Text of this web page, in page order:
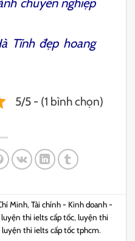
chuyên nghiệp
Tĩnhđẹp hoang
5/5 - (1 bình chọn)
Minh,Tài chính - Kinh doanh -
luyện thi ielts cấp tốc,luyện thi
thi ielts cấp tốc tphcm.